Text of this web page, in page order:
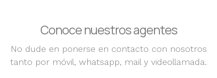
Conoce nuestros agentes
No dude en ponerse en contacto con nosotros
tanto por móvil, whatsapp, mail y videollamada.